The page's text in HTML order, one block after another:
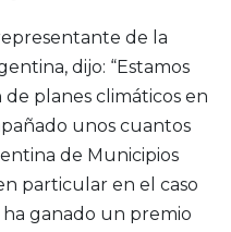
de la
dijo: “Estamos
planes climáticos en
unos cuantos
de Municipios
particular en el caso
ganado un premio